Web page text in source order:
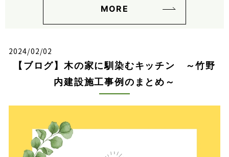
MORE
2024/02/02
【ブログ】木の家に馴染むキッチン ～竹野
内建設施工事例のまとめ～